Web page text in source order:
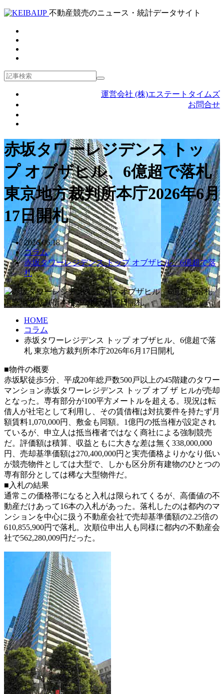
不動産競売のニュース・統計データサイト
運営会社 (株)エステートタイムズ
お問合せ
赤坂タワーレジデンス トッ
プ オブザヒル、6億超で落札
東京地方裁判所本庁2026年6月
17日開札
2026.06.18
コラム
赤坂タワーレジデンス トップ オブザヒル、6億超で落
札
HOME
コラム
赤坂タワーレジデンス トップ オブザヒル、6億超で落
札 東京地方裁判所本庁2026年6月17日開札
■物件の概要
赤坂駅徒歩5分、平成20年総戸数500戸以上の45階建のタワー
マンション赤坂タワーレジデンス トップ オブ ザ ヒルが売却
となった。専有部分が100平方メートルを超える。現況は転
借人が社宅として利用し、その賃借権は対抗要件を持たず月
額賃料1,070,000円、敷金も同額。1億円の抵当権が設定され
ているが、申立人は抵当権者ではなく商社による強制競売
だ。評価額は積算、収益ともに大きな差は無く338,000,000
円、売却基準価額は270,400,000円と実売価格よりかなり低い
が競売物件としては大型で、しかも区分所有建物のひとつの
専有部分としては稀な大型物件だ。
■入札の結果
通常この価格帯になると入札は限られてくるが、高価値の不
動産だけあって16本の入札があった。落札したのは都内のマ
ンションを中心に扱う不動産会社で売却基準価額の2.25倍の
610,855,900円で落札。次順位申出人も同様に都内の不動産会
社で562,280,009円だった。